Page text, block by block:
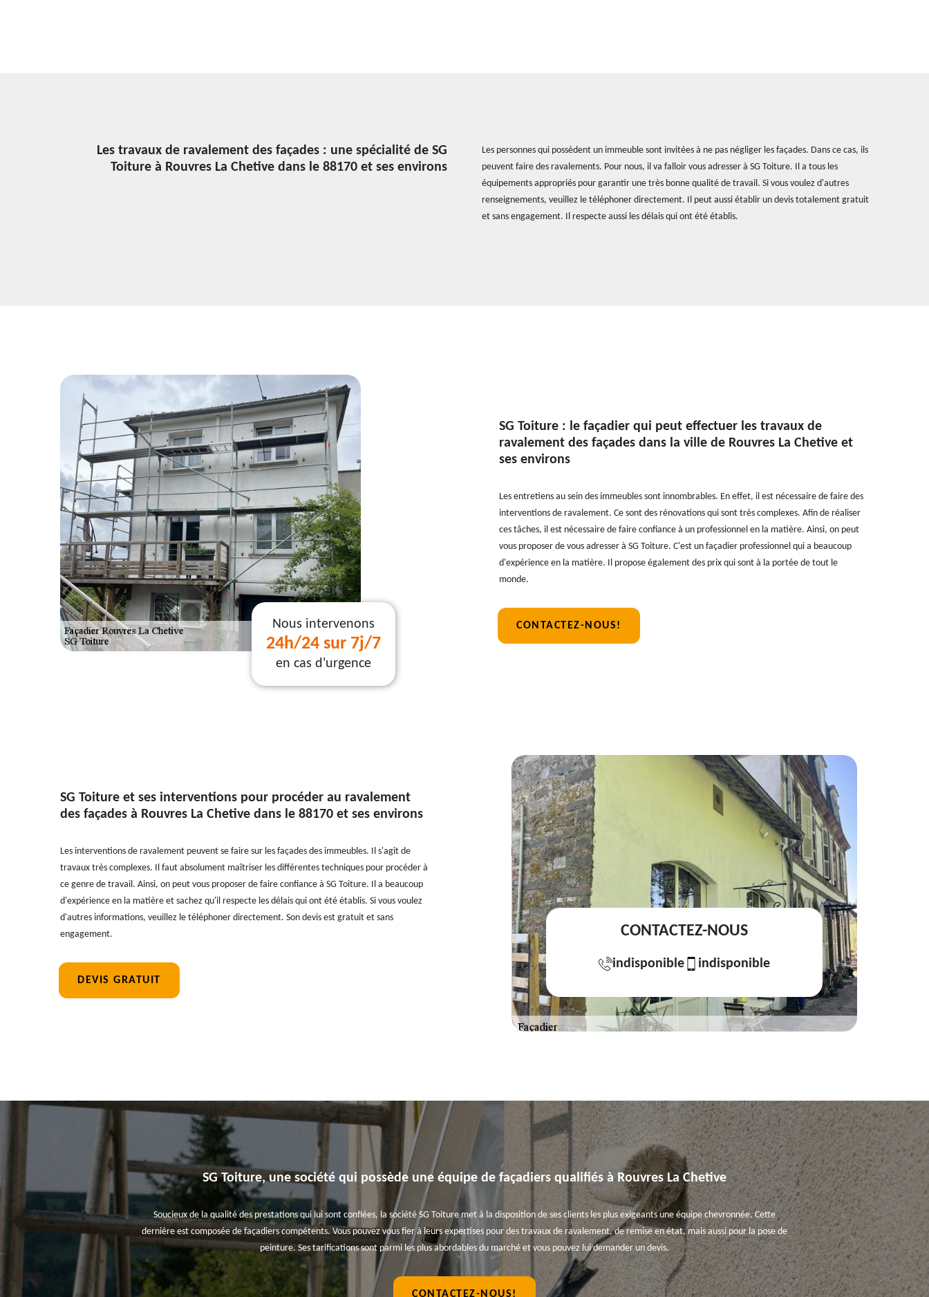
Les travaux de ravalement des façades : une spécialité de SG
Toiture à Rouvres La Chetive dans le 88170 et ses environs
Les personnes qui possèdent un immeuble sont invitées à ne pas négliger les façades. Dans ce cas, ils
peuvent faire des ravalements. Pour nous, il va falloir vous adresser à SG Toiture. Il a tous les
équipements appropriés pour garantir une très bonne qualité de travail. Si vous voulez d'autres
renseignements, veuillez le téléphoner directement. Il peut aussi établir un devis totalement gratuit
et sans engagement. Il respecte aussi les délais qui ont été établis.
Nous intervenons
24h/24 sur 7j/7
en cas d'urgence
SG Toiture : le façadier qui peut effectuer les travaux de
ravalement des façades dans la ville de Rouvres La Chetive et
ses environs
Les entretiens au sein des immeubles sont innombrables. En effet, il est nécessaire de faire des
interventions de ravalement. Ce sont des rénovations qui sont très complexes. Afin de réaliser
ces tâches, il est nécessaire de faire confiance à un professionnel en la matière. Ainsi, on peut
vous proposer de vous adresser à SG Toiture. C'est un façadier professionnel qui a beaucoup
d'expérience en la matière. Il propose également des prix qui sont à la portée de tout le
monde.
CONTACTEZ-NOUS!
SG Toiture et ses interventions pour procéder au ravalement
des façades à Rouvres La Chetive dans le 88170 et ses environs
Les interventions de ravalement peuvent se faire sur les façades des immeubles. Il s'agit de
travaux très complexes. Il faut absolument maîtriser les différentes techniques pour procéder à
ce genre de travail. Ainsi, on peut vous proposer de faire confiance à SG Toiture. Il a beaucoup
d'expérience en la matière et sachez qu'il respecte les délais qui ont été établis. Si vous voulez
d'autres informations, veuillez le téléphoner directement. Son devis est gratuit et sans
engagement.
DEVIS GRATUIT
CONTACTEZ-NOUS
indisponible indisponible
SG Toiture, une société qui possède une équipe de façadiers qualifiés à Rouvres La Chetive
Soucieux de la qualité des prestations qui lui sont confiées, la société SG Toiture met à la disposition de ses clients les plus exigeants une équipe chevronnée. Cette
dernière est composée de façadiers compétents. Vous pouvez vous fier à leurs expertises pour des travaux de ravalement, de remise en état, mais aussi pour la pose de
peinture. Ses tarifications sont parmi les plus abordables du marché et vous pouvez lui demander un devis.
CONTACTEZ-NOUS!